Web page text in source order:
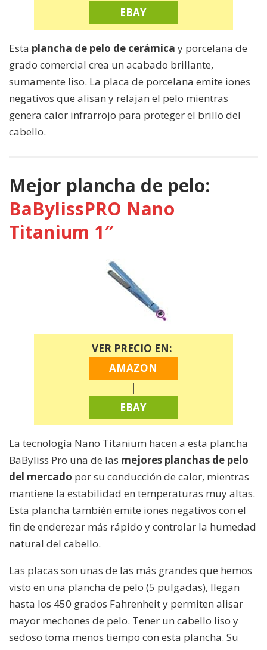
EBAY
Esta plancha de pelo de cerámica y porcelana de
grado comercial crea un acabado brillante,
sumamente liso. La placa de porcelana emite iones
negativos que alisan y relajan el pelo mientras
genera calor infrarrojo para proteger el brillo del
cabello.
Mejor plancha de pelo:
BaBylissPRO Nano
Titanium 1″
VER PRECIO EN:
AMAZON
|
EBAY
La tecnología Nano Titanium hacen a esta plancha
BaByliss Pro una de las mejores planchas de pelo
del mercado por su conducción de calor, mientras
mantiene la estabilidad en temperaturas muy altas.
Esta plancha también emite iones negativos con el
fin de enderezar más rápido y controlar la humedad
natural del cabello.
Las placas son unas de las más grandes que hemos
visto en una plancha de pelo (5 pulgadas), llegan
hasta los 450 grados Fahrenheit y permiten alisar
mayor mechones de pelo. Tener un cabello liso y
sedoso toma menos tiempo con esta plancha. Su